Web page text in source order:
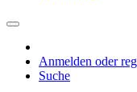
Anmelden oder
Suche